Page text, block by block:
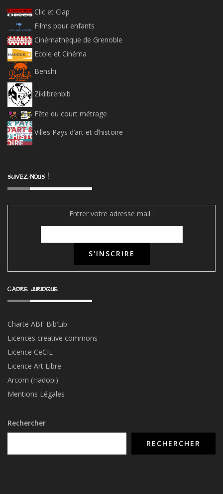
Clic et Clap
Films pour enfants
Cinémathèque de Grenoble
Ecole et Cinéma
Benshi
Ziklibrenbib
Fête du court métrage
Villes Pays d’art et d’histoire
SUIVEZ-NOUS !
Entrer votre adresse mail :
CADRE JURIDIQUE
Charte ABF Bib’Lib
Licences creative commons
Licence CeCIL
Licence Art Libre
Arcom (Hadopi)
Mentions Légales
Rechercher
RECHERCHER